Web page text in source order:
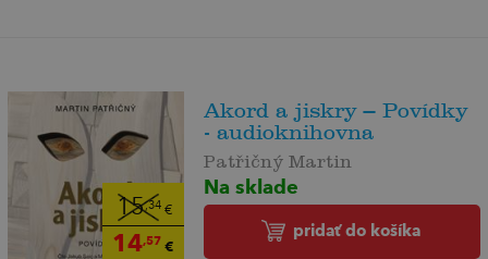
15,34€
14,57 €
Akord a jiskry – Povídky
- audioknihovna
Patřičný Martin
Na sklade
pridať do košíka